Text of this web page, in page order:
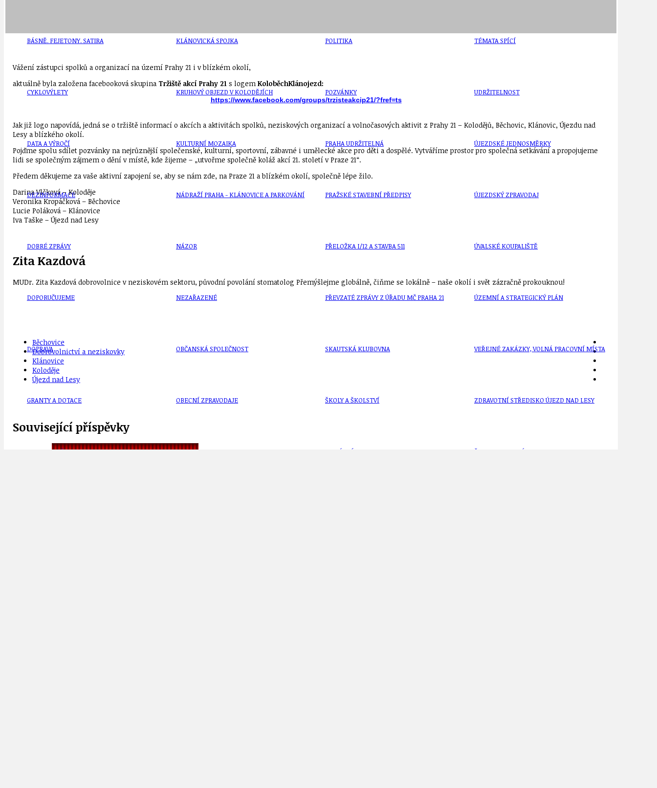
BÁSNĚ. FEJETONY. SATIRA
CYKLOVÝLETY
DATA A VÝROČÍ
DEZINFORMACE
DOBRÉ ZPRÁVY
DOPORUČUJEME
DOPRAVA
GRANTY A DOTACE
HODKOVSKÁ ULICE
KLÁNOVICKÁ SPOJKA
KRUHOVÝ OBJEZD V KOLODĚJÍCH
KULTURNÍ MOZAIKA
NÁDRAŽÍ PRAHA - KLÁNOVICE A PARKOVÁNÍ
NÁZOR
NEZAŘAZENÉ
OBČANSKÁ SPOLEČNOST
OBECNÍ ZPRAVODAJE
OBRAZEM, ZVUKEM
POLITIKA
POZVÁNKY
PRAHA UDRŽITELNÁ
PRAŽSKÉ STAVEBNÍ PŘEDPISY
PŘELOŽKA I/12 A STAVBA 511
PŘEVZATÉ ZPRÁVY Z ÚŘADU MČ PRAHA 21
SKAUTSKÁ KLUBOVNA
ŠKOLY A ŠKOLSTVÍ
SOCIÁLNÍ PROJEKTY A POMOC
TÉMATA SPÍCÍ
UDRŽITELNOST
ÚJEZDSKÉ JEDNOSMĚRKY
ÚJEZDSKÝ ZPRAVODAJ
ÚVALSKÉ KOUPALIŠTĚ
ÚZEMNÍ A STRATEGICKÝ PLÁN
VEŘEJNÉ ZAKÁZKY, VOLNÁ PRACOVNÍ MÍSTA
ZDRAVOTNÍ STŘEDISKO ÚJEZD NAD LESY
ŽIVOT KOLEM NÁS
Vážení zástupci spolků a organizací na území Prahy 21 i v blízkém okolí,
aktuálně byla založena facebooková skupina Tržiště akcí Prahy 21 s logem KoloběchKlánojezd:
https://www.facebook.com/groups/trzisteakcip21/?fref=ts
Jak již logo napovídá, jedná se o tržiště informací o akcích a aktivitách spolků, neziskových organizací a volnočasových aktivit z Prahy 21 – Kolodějů, Běchovic, Klánovic, Újezdu nad
Lesy a blízkého okolí.
Pojďme spolu sdílet pozvánky na nejrůznější společenské, kulturní, sportovní, zábavné i umělecké akce pro děti a dospělé. Vytváříme prostor pro společná setkávání a propojujeme
lidi se společným zájmem o dění v místě, kde žijeme – „utvořme společně koláž akcí 21. století v Praze 21“.
Předem děkujeme za vaše aktivní zapojení se, aby se nám zde, na Praze 21 a blízkém okolí, společně lépe žilo.
Darina Vlčková – Koloděje
Veronika Kropáčková – Běchovice
Lucie Poláková – Klánovice
Iva Taške – Újezd nad Lesy
Zita Kazdová
MUDr. Zita Kazdová dobrovolnice v neziskovém sektoru, původní povolání stomatolog Přemýšlejme globálně, čiňme se lokálně – naše okolí i svět zázračně prokouknou!
Běchovice
Dobrovolnictví a neziskovky
Klánovice
Koloděje
Újezd nad Lesy
Související příspěvky